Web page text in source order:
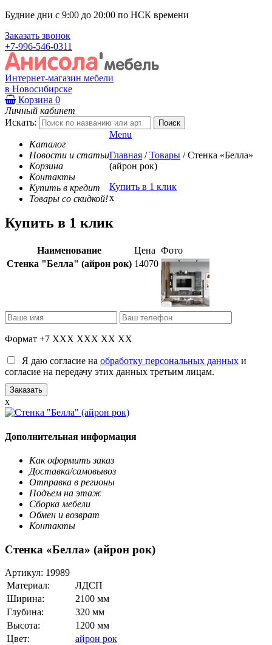
Будние дни с 9:00 до 20:00 по НСК времени
Заказать звонок
+7-996-546-0311
Интернет-магазин мебели
в Новосибирске
Корзина 0
Личный кабинет
Искать:
Каталог
Новости и статьи
Корзина
Контакты
Купить в кредит
Товары со скидкой!
Menu
Главная / Товары / Стенка «Белла»
(айрон рок)
Купить в 1 клик
x
Купить в 1 клик
Наименование Цена Фото
Стенка "Белла" (айрон рок) 14070
Формат +7 XXX XXX XX XX
Я даю согласие на обработку персональных данных и
согласие на передачу этих данных третьим лицам.
x
Дополнительная информация
Как оформить заказ
Доставка/самовывоз
Отправка в регионы
Подъем на этаж
Сборка мебели
Обмен и возврат
Контакты
Стенка «Белла» (айрон рок)
Артикул: 19989
Материал:
ЛДСП
Ширина:
2100 мм
Глубина:
320 мм
Высота:
1200 мм
Цвет:
айрон рок